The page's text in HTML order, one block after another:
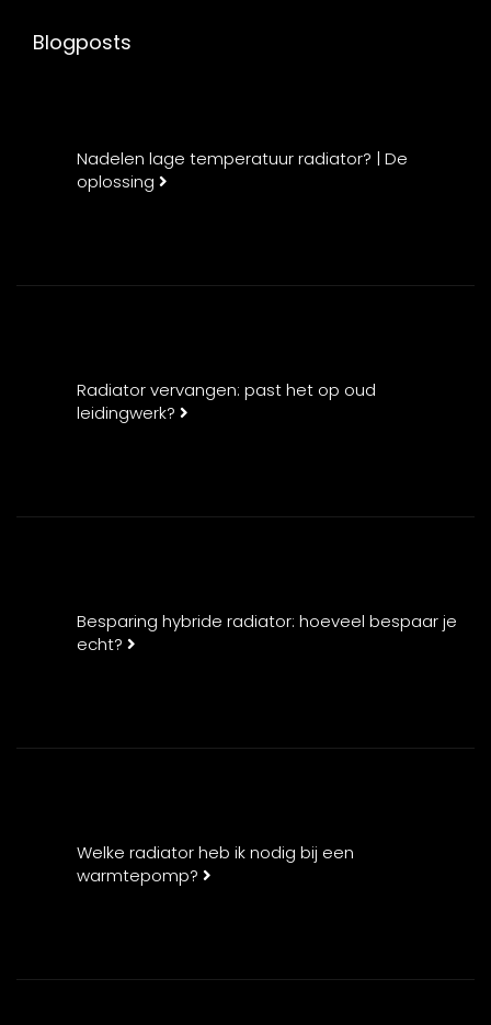
Blogposts
Nadelen lage temperatuur radiator? | De
oplossing
Radiator vervangen: past het op oud
leidingwerk?
Besparing hybride radiator: hoeveel bespaar je
echt?
Welke radiator heb ik nodig bij een
warmtepomp?